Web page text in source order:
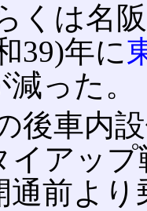
くは名
39)年に
った。
後車内
イアッ
通前よ